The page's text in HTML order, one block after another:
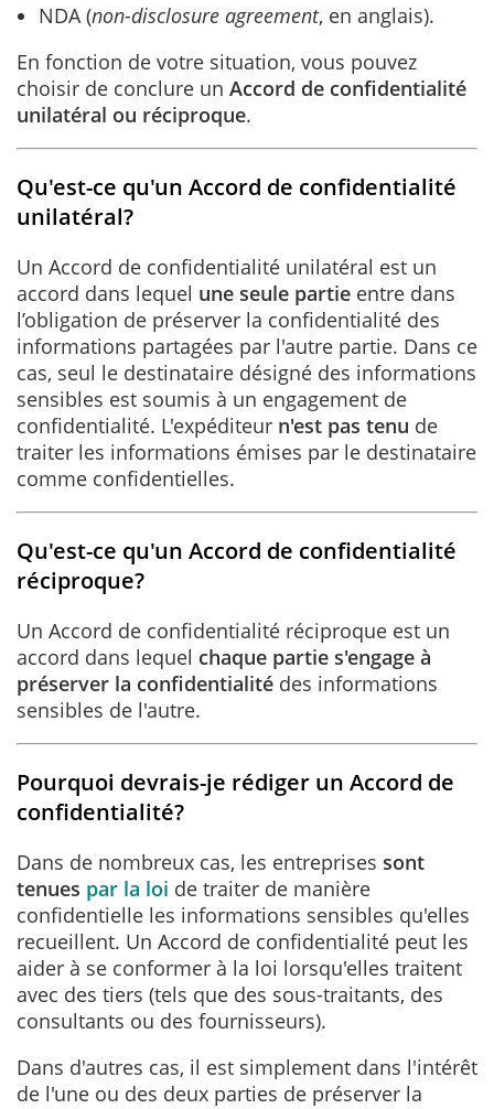
NDA (non-disclosure agreement, en anglais).
En fonction de votre situation, vous pouvez
choisir de conclure un Accord de confidentialité
unilatéral ou réciproque.
Qu'est-ce qu'un Accord de confidentialité
unilatéral?
Un Accord de confidentialité unilatéral est un
accord dans lequel une seule partie entre dans
l’obligation de préserver la confidentialité des
informations partagées par l'autre partie. Dans ce
cas, seul le destinataire désigné des informations
sensibles est soumis à un engagement de
confidentialité. L'expéditeur n'est pas tenu de
traiter les informations émises par le destinataire
comme confidentielles.
Qu'est-ce qu'un Accord de confidentialité
réciproque?
Un Accord de confidentialité réciproque est un
accord dans lequel chaque partie s'engage à
préserver la confidentialité des informations
sensibles de l'autre.
Pourquoi devrais-je rédiger un Accord de
confidentialité?
Dans de nombreux cas, les entreprises sont
tenues par la loi de traiter de manière
confidentielle les informations sensibles qu'elles
recueillent. Un Accord de confidentialité peut les
aider à se conformer à la loi lorsqu'elles traitent
avec des tiers (tels que des sous-traitants, des
consultants ou des fournisseurs).
Dans d'autres cas, il est simplement dans l'intérêt
de l'une ou des deux parties de préserver la